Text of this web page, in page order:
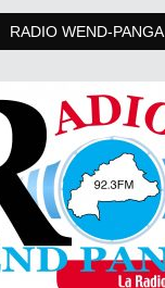
RADIO WEND-PANGA